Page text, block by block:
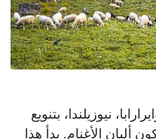
نيوزيلندا، بتنويع
ألبان الأغنام. بدأ هذا